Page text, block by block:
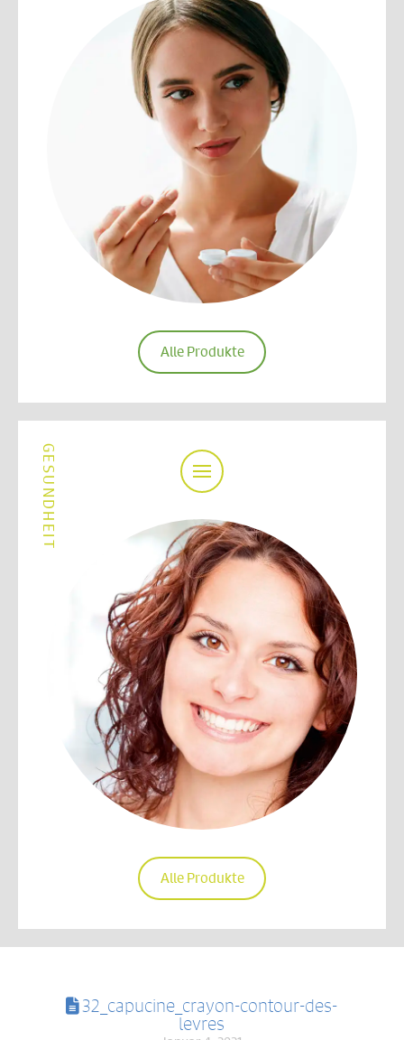
Alle Produkte
GESUNDHEIT
Alle Produkte
32_capucine_crayon-contour-des-
levres